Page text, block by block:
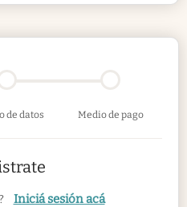
de datos Medio de pago
Iniciá sesión acá